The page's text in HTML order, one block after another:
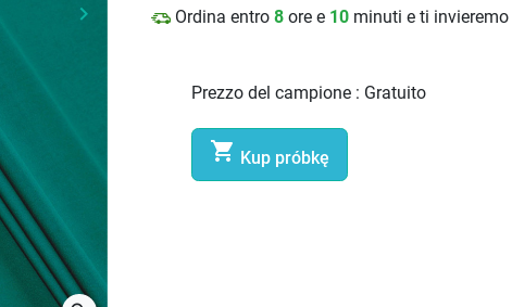
Prossimo
keyboard_arrow_right Ordina entro 8 ore e 10 minuti e ti
Prezzo del campione : Gratuito
 Kup próbkę